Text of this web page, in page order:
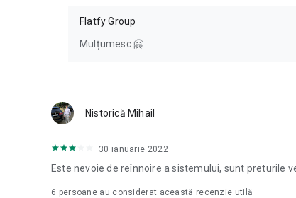
Flatfy Group
Mulțumesc 🤗
Nistorică Mihail
30 ianuarie 2022
Este nevoie de reînnoire a sistemului, sunt preturile
6 persoane au considerat această recenzie utilă